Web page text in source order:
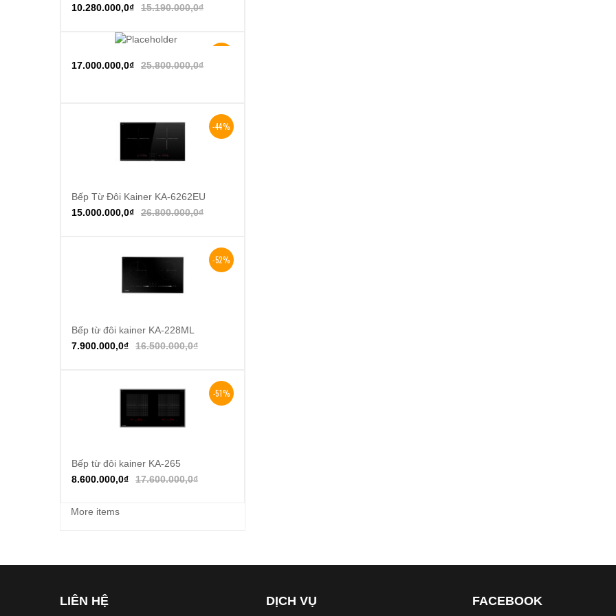
15.190.000,0₫
10.280.000,0₫
Thêm vào giỏ hàng
25.800.000,0₫
17.000.000,0₫
-44%
Thêm vào giỏ hàng
Bếp Từ Đôi Kainer KA-6262EU
26.800.000,0₫
15.000.000,0₫
-52%
Thêm vào giỏ hàng
Bếp từ đôi kainer KA-228ML
16.500.000,0₫
7.900.000,0₫
-51%
Thêm vào giỏ hàng
Bếp từ đôi kainer KA-265
17.600.000,0₫
8.600.000,0₫
More items
LIÊN HỆ DỊCH VỤ FACEBOOK